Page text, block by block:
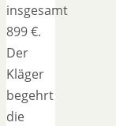
insgesamt
899 €.
Der
Kläger
begehrt
die